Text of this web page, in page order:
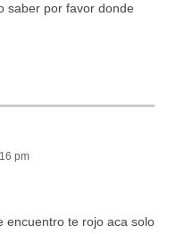
saber por favor donde
pm
encuentro te rojo aca solo